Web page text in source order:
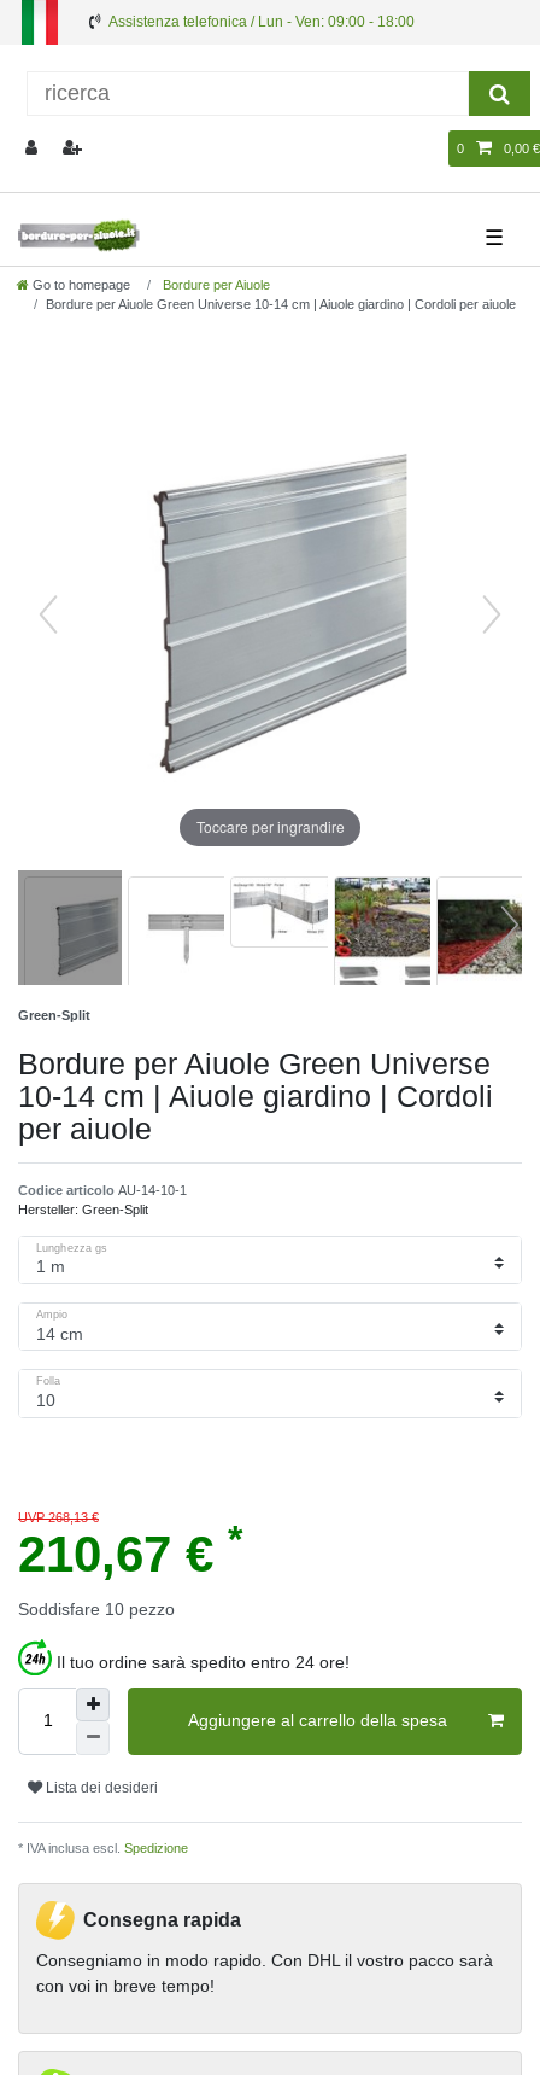
Assistenza telefonica / Lun - Ven: 09:00 - 18:00
0 0,00 €
☰
Go to homepage
Bordure per Aiuole
Bordure per Aiuole Green Universe 10-14 cm | Aiuole giardino | Cordoli per aiuole
Toccare per ingrandire
Green-Split
Bordure per Aiuole Green Universe
10-14 cm | Aiuole giardino | Cordoli
per aiuole
Codice articolo AU-14-10-1
Hersteller: Green-Split
Lunghezza gs
Ampio
Folla
UVP 268,13 €
210,67 € *
Soddisfare 10 pezzo
Il tuo ordine sarà spedito entro 24 ore!
Aggiungere al carrello della spesa
Lista dei desideri
* IVA inclusa escl. Spedizione
Consegna rapida
Consegniamo in modo rapido. Con DHL il vostro pacco sarà
con voi in breve tempo!